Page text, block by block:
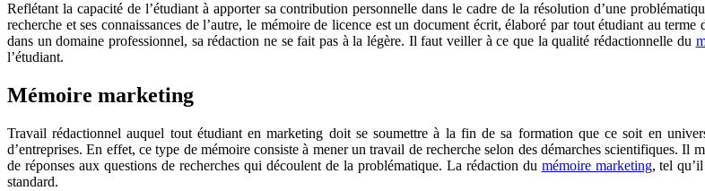
Reflétant la capacité de l’étudiant à apporter sa contribution personnelle dans le cadre de la résolution d’une
recherche et ses connaissances de l’autre, le mémoire de licence est un document écrit, élaboré par tout étudiant au
dans un domaine professionnel, sa rédaction ne se fait pas à la légère. Il faut veiller à ce que la qualité rédactionnelle du
l’étudiant.
Mémoire marketing
Travail rédactionnel auquel tout étudiant en marketing doit se soumettre à la fin de sa formation que ce soit en
d’entreprises. En effet, ce type de mémoire consiste à mener un travail de recherche selon des démarches scientifiques. Il
de réponses aux questions de recherches qui découlent de la problématique. La rédaction du mémoire marketing, tel
standard.